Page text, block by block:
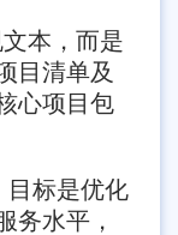
本，而是
目清单及
心项目包
目标是优化
务水平，